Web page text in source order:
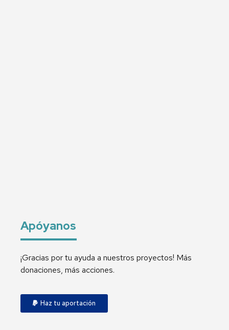
Apóyanos
¡Gracias por tu ayuda a nuestros proyectos! Más
donaciones, más acciones.
Haz tu aportación